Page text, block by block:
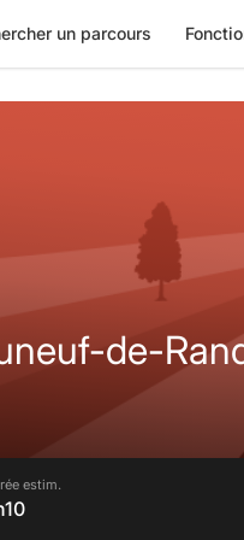
un parcours
de-
estim.